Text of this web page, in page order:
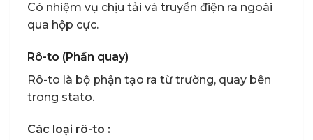
Có nhiệm vụ chịu tải và truyền điện ra ngoài
qua hộp cực.
Rô-to (Phần quay)
Rô-to là bộ phận tạo ra từ trường, quay bên
trong stato.
Các loại rô-to :